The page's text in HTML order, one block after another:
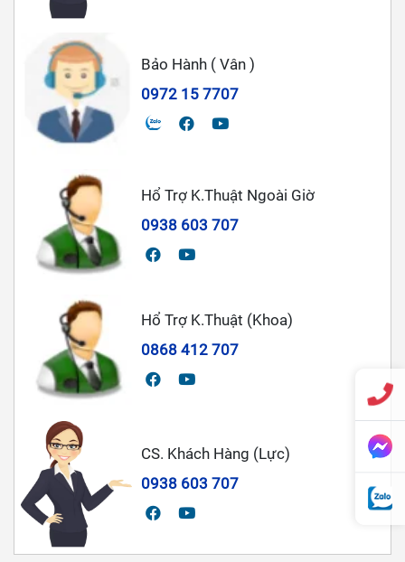
Bảo Hành ( Vân )
0972 15 7707
Hổ Trợ K.Thuật Ngoài Giờ
0938 603 707
Hổ Trợ K.Thuật (Khoa)
0868 412 707
CS. Khách Hàng (Lực)
0938 603 707